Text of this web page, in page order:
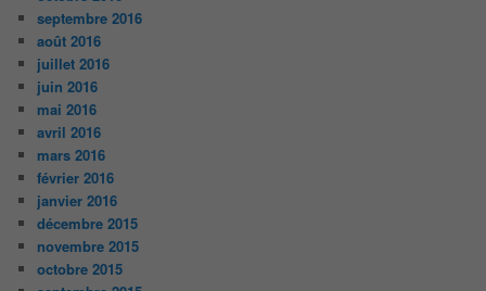
septembre 2016
août 2016
juillet 2016
juin 2016
mai 2016
avril 2016
mars 2016
février 2016
janvier 2016
décembre 2015
novembre 2015
octobre 2015